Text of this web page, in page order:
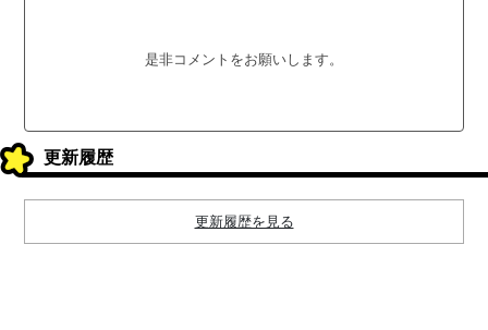
是非コメントをお願いします。
更新履歴
更新履歴を見る